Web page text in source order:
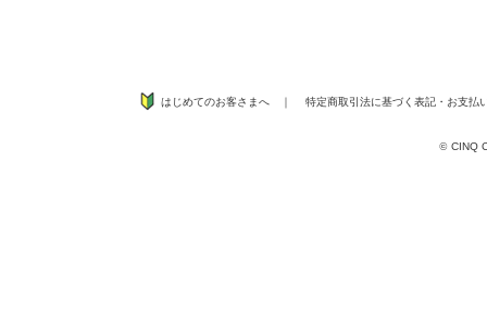
はじめてのお客さまへ ｜ 特定商取引法に基づく表記 ・ お支払
© CINQ